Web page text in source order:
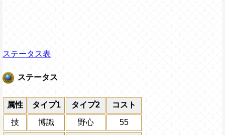
ステータス表
ステータス
属性 タイプ1 タイプ2 コスト
技 博識 野心 55